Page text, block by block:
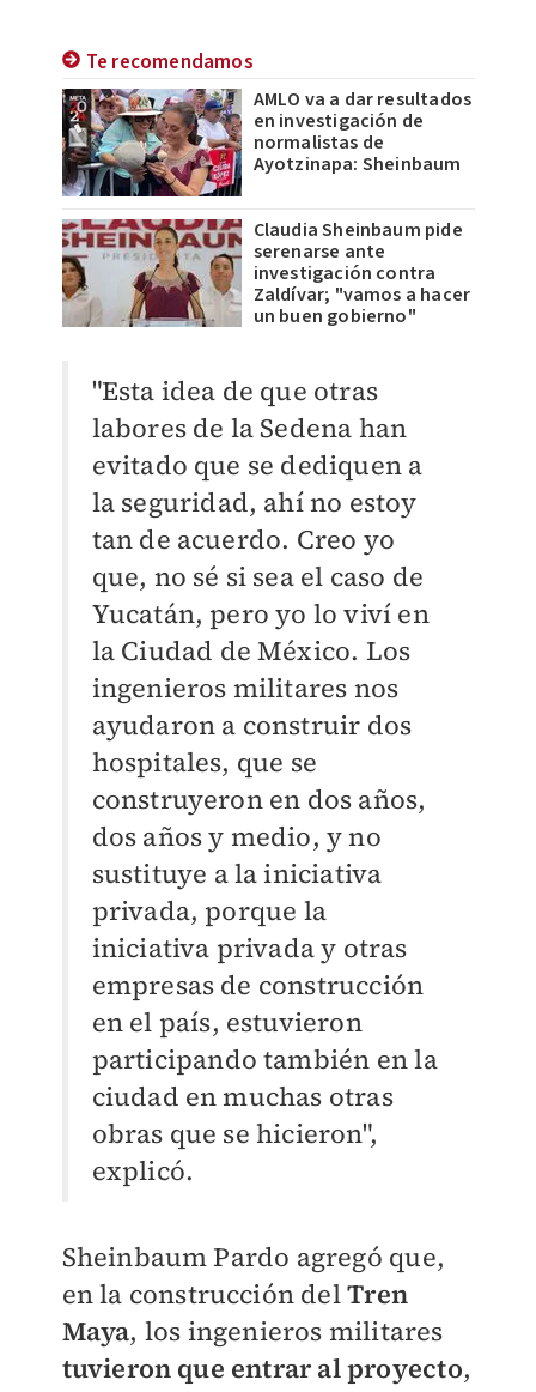
Te recomendamos
AMLO va a dar resultados
en investigación de
normalistas de
Ayotzinapa: Sheinbaum
Claudia Sheinbaum pide
serenarse ante
investigación contra
Zaldívar; "vamos a hacer
un buen gobierno"
"Esta idea de que otras
labores de la Sedena han
evitado que se dediquen a
la seguridad, ahí no estoy
tan de acuerdo. Creo yo
que, no sé si sea el caso de
Yucatán, pero yo lo viví en
la Ciudad de México. Los
ingenieros militares nos
ayudaron a construir dos
hospitales, que se
construyeron en dos años,
dos años y medio, y no
sustituye a la iniciativa
privada, porque la
iniciativa privada y otras
empresas de construcción
en el país, estuvieron
participando también en la
ciudad en muchas otras
obras que se hicieron",
explicó.
Sheinbaum Pardo agregó que,
en la construcción delTren
Maya, los ingenieros militares
tuvieron que entrar al proyecto,